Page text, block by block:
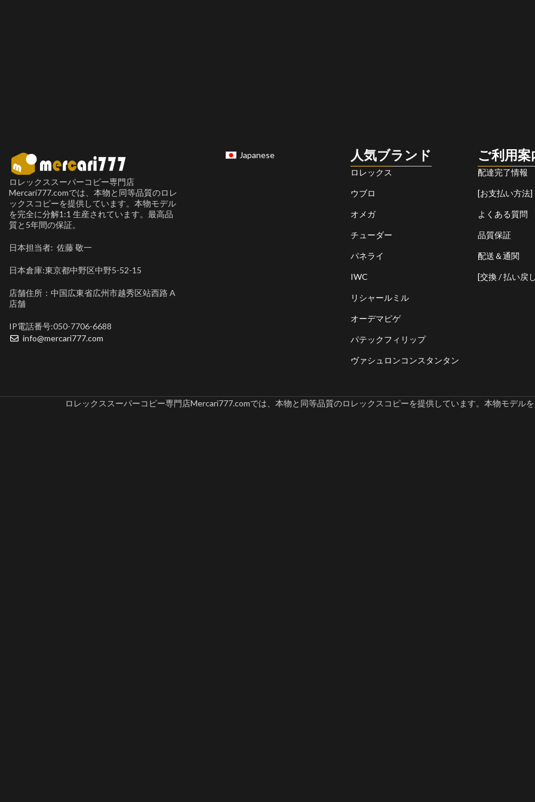
ロレックススーパーコピー専門店
Mercari777.comでは、本物と同等品質のロレ
ックスコピーを提供しています。本物モデル
を完全に分解1:1 生産されています。最高品
質と5年間の保証。
日本担当者: 佐藤 敬一
日本倉庫:東京都中野区中野5-52-15
店舗住所：中国広東省広州市越秀区站西路 A
店舗
IP電話番号:050-7706-6688
info@mercari777.com
Japanese 人気ブランド
ロレックス
ウブロ
オメガ
チューダー
パネライ
IWC
リシャールミル
オーデマピゲ
パテックフィリップ
ヴァシュロンコンスタンタン
ご利用案
配達完了情報
[お支払い方法]
よくある質問
品質保証
配送＆通関
[交換 / 払い戻
ロレックススーパーコピー専門店Mercari777.comでは、本物と同等品質のロレックスコピーを提供しています。本物モデル